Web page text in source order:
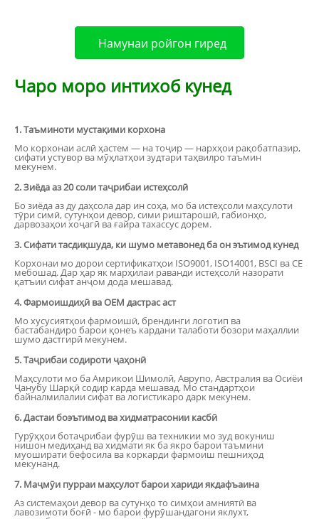
Намунаи ройгон гиред
Чаро моро интихоб кунед
1. Таъминоти мустақими корхона
Мо корхонаи аслӣ ҳастем — на тоҷир — нархҳои рақобатпазир,
сифати устувор ва мӯҳлатҳои зудтари таҳвилро таъмин
мекунем.
2. Зиёда аз 20 соли таҷрибаи истеҳсолӣ
Бо зиёда аз ду даҳсола дар ин соҳа, мо ба истеҳсоли маҳсулоти
тӯри симӣ, сутунҳои девор, сими риштарошӣ, габионҳо,
дарвозаҳои хоҷагӣ ва ғайра тахассус дорем.
3. Сифати тасдиқшуда, ки шумо метавонед ба он эътимод кунед
Корхонаи мо дорои сертификатҳои ISO9001, ISO14001, BSCI ва CE
мебошад. Дар ҳар як марҳилаи раванди истеҳсолӣ назорати
қатъии сифат анҷом дода мешавад.
4. Фармоишдиҳӣ ва OEM дастрас аст
Мо хусусиятҳои фармоишӣ, брендинги логотип ва
бастабандиро барои қонеъ кардани талаботи бозори маҳаллии
шумо дастгирӣ мекунем.
5. Таҷрибаи содироти ҷаҳонӣ
Маҳсулоти мо ба Амрикои Шимолӣ, Аврупо, Австралия ва Осиёи
Ҷанубу Шарқӣ содир карда мешавад. Мо стандартҳои
байналмилалии сифат ва логистикаро дарк мекунем.
6. Дастаи боэътимод ва хидматрасонии касбӣ
Гурӯҳҳои ботаҷрибаи фурӯш ва техникии мо зуд вокуниш
нишон медиҳанд ва хидмати як ба якро барои таъмини
муоширати бефосила ва коркарди фармоиш пешниҳод
мекунанд.
7. Маҷмӯи пурраи маҳсулот барои хариди якдафъаина
Аз системаҳои девор ва сутунҳо то симҳои амниятӣ ва
лавозимоти боғӣ - мо барои фурӯшандагони яклухт,